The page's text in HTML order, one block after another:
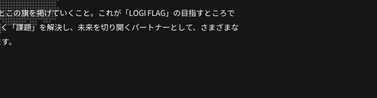
の旗を掲げていくこと。これが「LOGI FLAG」の目指すところで
「課題」を解決し、未来を切り開くパートナーとして、さまざまな
。